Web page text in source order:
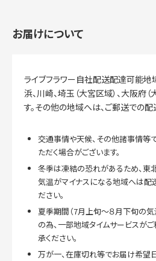
お届けについて
ライブフラワー自社配送配達可能地
浜、川崎、埼玉（大宮区域）、大阪府
す。その他の地域へは、ご郵送での配
交通事情や天候、その他諸事情等
ただく場合がございます。
冬季は凍結の恐れがあるため、東
気温がマイナスになる地域へは配
ださい。
夏季期間（7月上旬～８月下旬の
の為、一部地域タイムサービスが
承ください。
万が一、在庫切れ等でお届け希望